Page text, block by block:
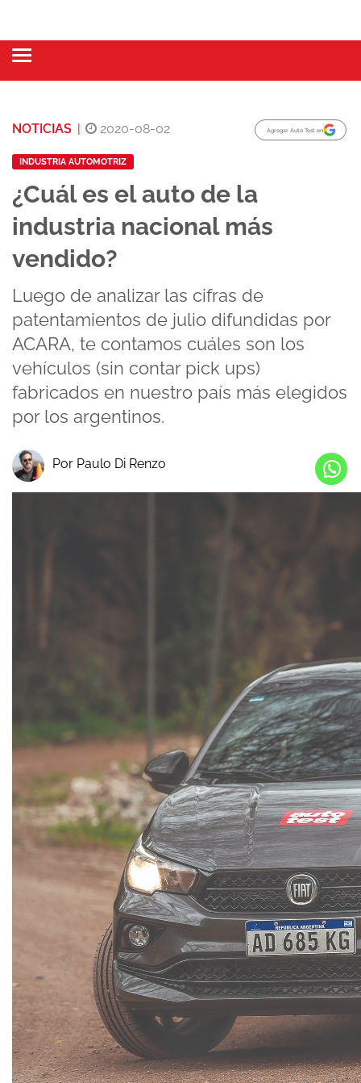
NOTICIAS | 2020-08-02 Agregar Auto Test en
INDUSTRIA AUTOMOTRIZ
¿Cuál es el auto de la
industria nacional más
vendido?
Luego de analizar las cifras de
patentamientos de julio difundidas por
ACARA, te contamos cuáles son los
vehículos (sin contar pick ups)
fabricados en nuestro país más elegidos
por los argentinos.
Por Paulo Di Renzo